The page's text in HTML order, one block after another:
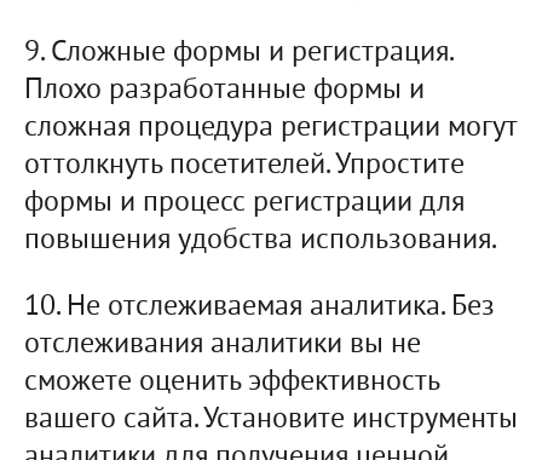
9. Сложные формы и регистрация.
Плохо разработанные формы и
сложная процедура регистрации могут
оттолкнуть посетителей. Упростите
формы и процесс регистрации для
повышения удобства использования.
10. Не отслеживаемая аналитика. Без
отслеживания аналитики вы не
сможете оценить эффективность
вашего сайта. Установите инструменты